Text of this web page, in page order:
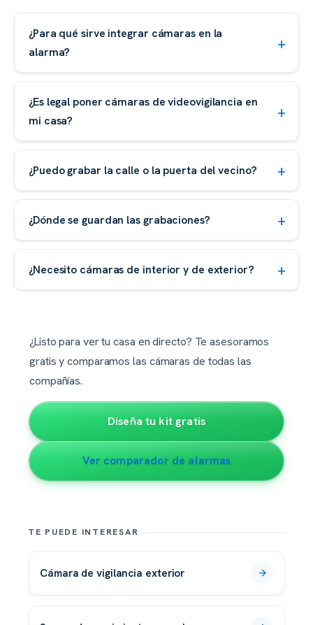
¿Para qué sirve integrar cámaras en la
alarma?
¿Es legal poner cámaras de videovigilancia en
mi casa?
¿Puedo grabar la calle o la puerta del vecino?
¿Dónde se guardan las grabaciones?
¿Necesito cámaras de interior y de exterior?
¿Listo para ver tu casa en directo? Te asesoramos
gratis y comparamos las cámaras de todas las
compañías.
Diseña tu kit gratis
Ver comparador de alarmas
TE PUEDE INTERESAR
cámara de vigilancia exterior